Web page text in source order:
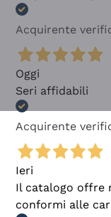
Acquirente
Oggi
Seri affidabili
Acquirente
Ieri
Il catalogo offre
conformi alle